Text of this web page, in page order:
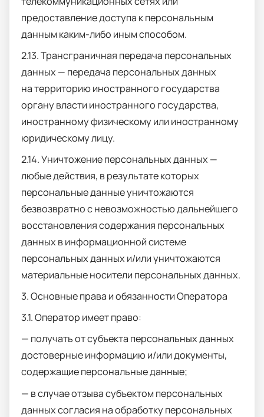
предоставление доступа к персональным
данным каким-либо иным способом.
2.13. Трансграничная передача персональных
данных — передача персональных данных
на территорию иностранного государства
органу власти иностранного государства,
иностранному физическому или иностранному
юридическому лицу.
2.14. Уничтожение персональных данных —
любые действия, в результате которых
персональные данные уничтожаются
безвозвратно с невозможностью дальнейшего
восстановления содержания персональных
данных в информационной системе
персональных данных и/или уничтожаются
материальные носители персональных данных.
3. Основные права и обязанности Оператора
3.1. Оператор имеет право:
— получать от субъекта персональных данных
достоверные информацию и/или документы,
содержащие персональные данные;
— в случае отзыва субъектом персональных
данных согласия на обработку персональных